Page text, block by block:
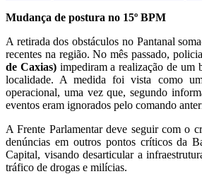
Mudança de postura no 15º BPM
A retirada dos obstáculos no Pantanal
recentes na região. No mês passado,
de Caxias)impediram a realização de um
localidade. A medida foi vista como
operacional, uma vez que, segundo
eventos eram ignorados pelo comando
A Frente Parlamentar deve seguir com o
denúncias em outros pontos críticos da
Capital, visando desarticular a
tráfico de drogas e milícias.